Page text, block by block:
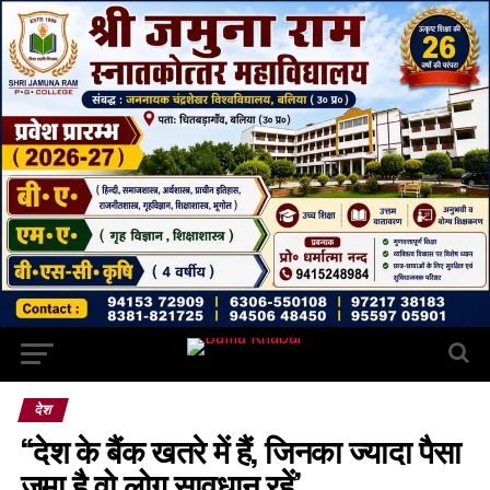
देश
“देश के बैंक खतरे में हैं, जिनका ज्यादा पैसा